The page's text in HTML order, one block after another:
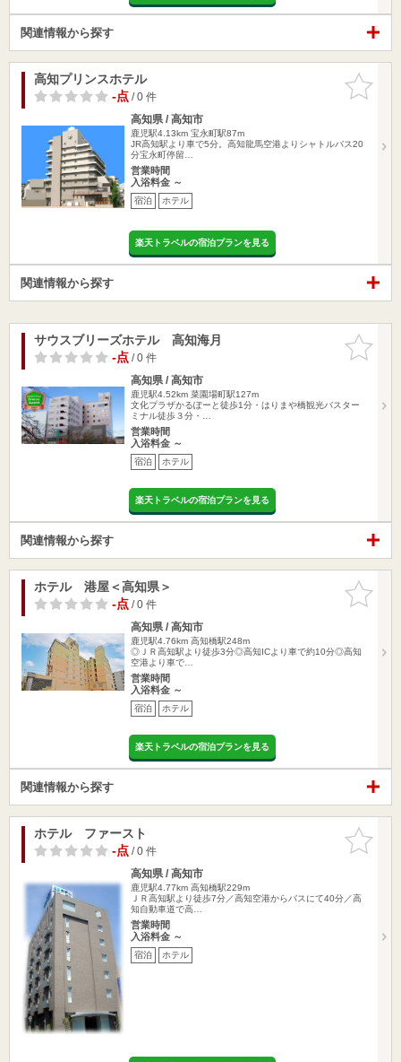
関連情報から探す
お気に入
りに追加
高知プリンスホテル
-点/ 0 件
高知県 / 高知市
鹿児駅4.13km 宝永町駅87m
JR高知駅より車で5分。高知龍馬空港よりシャトルバス20
分宝永町停留…
営業時間
入浴料金 ～
宿泊 ホテル
楽天トラベルの宿泊プランを見る
関連情報から探す
お気に入
りに追加
サウスブリーズホテル 高知海月
-点/ 0 件
高知県 / 高知市
鹿児駅4.52km 菜園場町駅127m
文化プラザかるぽーと徒歩1分・はりまや橋観光バスター
ミナル徒歩３分・…
営業時間
入浴料金 ～
宿泊 ホテル
楽天トラベルの宿泊プランを見る
関連情報から探す
お気に入
りに追加
ホテル 港屋＜高知県＞
-点/ 0 件
高知県 / 高知市
鹿児駅4.76km 高知橋駅248m
◎ＪＲ高知駅より徒歩3分◎高知ICより車で約10分◎高知
空港より車で…
営業時間
入浴料金 ～
宿泊 ホテル
楽天トラベルの宿泊プランを見る
関連情報から探す
お気に入
りに追加
ホテル ファースト
-点/ 0 件
高知県 / 高知市
鹿児駅4.77km 高知橋駅229m
ＪＲ高知駅より徒歩7分／高知空港からバスにて40分／高
知自動車道で高…
営業時間
入浴料金 ～
宿泊 ホテル